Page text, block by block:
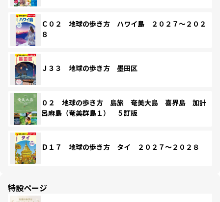
Ｃ０２ 地球の歩き方 ハワイ島 ２０２７～２０２
８
Ｊ３３ 地球の歩き方 墨田区
０２ 地球の歩き方 島旅 奄美大島 喜界島 加計
呂麻島（奄美群島１） ５訂版
Ｄ１７ 地球の歩き方 タイ ２０２７～２０２８
特設ページ